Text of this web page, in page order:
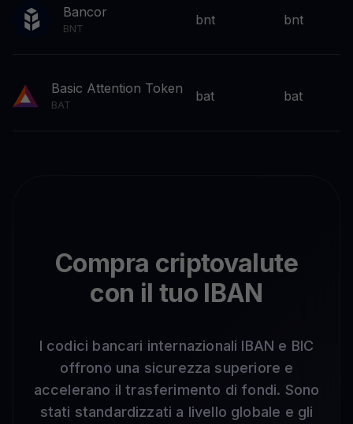
Bancor
BNT
bnt bnt
Basic Attention Token
BAT
bat bat
Compra criptovalute
con il tuo IBAN
I codici bancari internazionali IBAN e BIC
offrono una sicurezza superiore e
accelerano il trasferimento di fondi. Sono
stati standardizzati a livello globale e gli